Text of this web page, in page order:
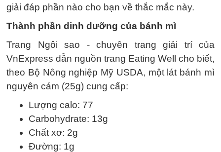
giải đáp phần nào cho bạn về thắc mắc này.
Thành phần dinh dưỡng của bánh mì
Trang Ngôi sao - chuyên trang giải trí của
VnExpress dẫn nguồn trang Eating Well cho biết,
theo Bộ Nông nghiệp Mỹ USDA, một lát bánh mì
nguyên cám (25g) cung cấp:
Lượng calo: 77
Carbohydrate: 13g
Chất xơ: 2g
Đường: 1g